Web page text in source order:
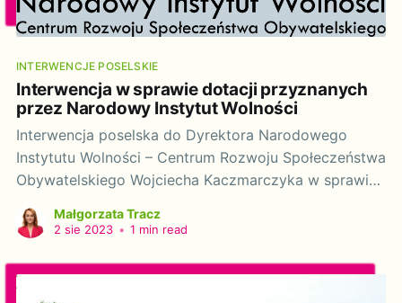
INTERWENCJE POSELSKIE
Interwencja w sprawie dotacji przyznanych
przez Narodowy Instytut Wolności
Interwencja poselska do Dyrektora Narodowego
Instytutu Wolności – Centrum Rozwoju Społeczeństwa
Obywatelskiego Wojciecha Kaczmarczyka w sprawie
Wolności. Szanowny Panie Dyrektorze! Działając na
wykonywaniu mandatu posła i senatora (tj. Dz.U. 2018
poz. 1799, z późn.
Małgorzata Tracz
2 sie 2023 • 1 min read